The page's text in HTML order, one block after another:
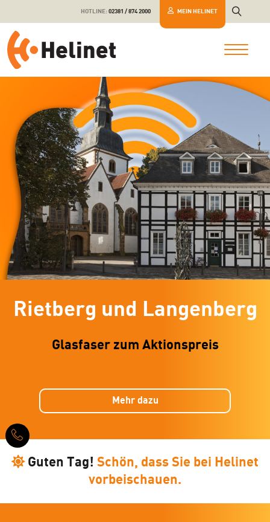
HOTLINE:02381 / 874 2000 MEIN HELINET
Rietberg und Langenberg
Glasfaser zum Aktionspreis
Mehr dazu
Guten Tag! Schön, dass Sie bei Helinet
vorbeischauen.